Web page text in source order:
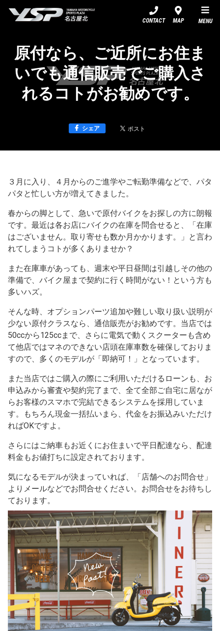
CONTACT MAP MENU
原付なら、ご近所にお住ま
いでも通信販売でご購入さ
れるコトがお勧めです。
シェア
３月に入り、４月からのご進学やご転勤準備などで、パタ
パタと忙しい方が増えてきました。
春からの脚として、急いで原付バイクをお探しの方に朗報
です。最近は各お店にバイクの在庫を問合せると、「在庫
はございません。取り寄せも数か月かかります。」と言わ
れてしまうコトが多くありませか？
また在庫車があっても、週末や平日昼間は引越しその他の
準備で、バイク屋まで契約に行く時間がない！という方も
多いハズ。
そんな時、オプションパーツ追加や難しい取り扱い説明が
少ない原付クラスなら、通信販売がお勧めです。当店では
50ccから125ccまで、さらに電気で動くスクーターも含め
て他店ではマネのできない店頭在庫車数を確保しておりま
すので、多くのモデルが「即納可！」となっています。
また当店ではご購入の際にご利用いただけるローンも、お
申込みから審査や契約完了まで、全て全部ご自宅に居なが
らお客様のスマホで完結できるシステムを採用していま
す。もちろん現金一括払いまら、代金をお振込みいただけ
ればOKですよ。
さらにはご納車もお近くにお住まいで平日配達なら、配達
料金もお値打ちに設定されております。
気になるモデルが決まっていれば、「店舗へのお問合せ」
よりメールなどでお問合せください。お問合せをお待ちし
ております。